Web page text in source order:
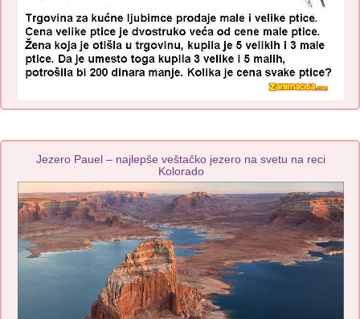
Jezero Pauel – najlepše veštačko jezero na svetu na reci
Kolorado